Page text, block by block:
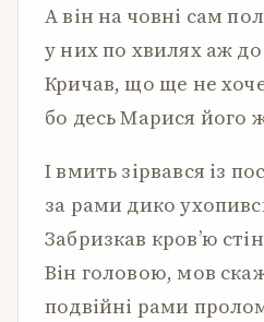
А він на човні сам
у них по хвилях аж
Кричав, що ще не
бо десь Марися його
І вмить зірвався із
за рами дико
Забризкав кров’ю
Він головою, мов
подвійні рами